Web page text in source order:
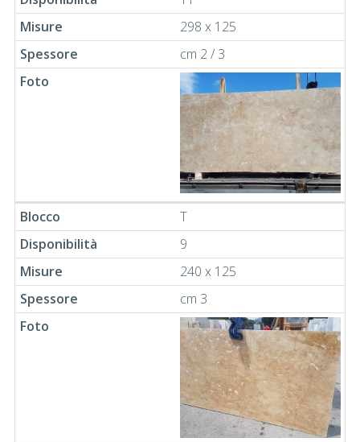
298 x 125
cm 2 / 3
T
9
240 x 125
cm 3